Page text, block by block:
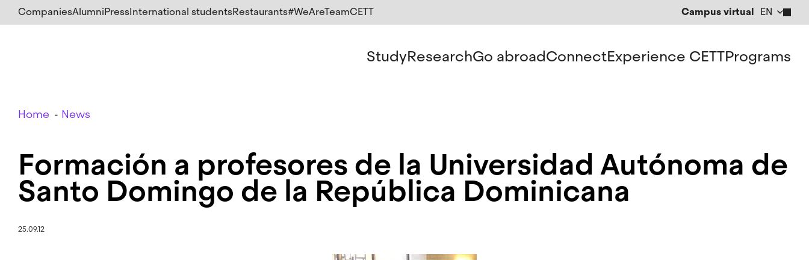
Skip
to
CompaniesAlumniPressInternational studentsRestaurants#WeAreTeamCETT Campus virtual EN
CA
StudyResearchGo abroadConnectExperience CETTPrograms
Breadcrumb
Home News
Formación a profesores de la Universidad Autónoma de
Santo Domingo de la República Dominicana
25.09.12